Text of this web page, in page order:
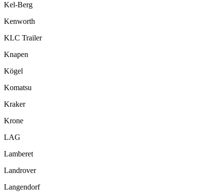
Kel-Berg
Kenworth
KLC Trailer
Knapen
Kögel
Komatsu
Kraker
Krone
LAG
Lamberet
Landrover
Langendorf